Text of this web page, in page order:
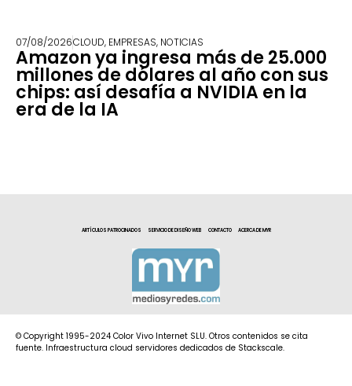
07/08/2026CLOUD, EMPRESAS, NOTICIAS
Amazon ya ingresa más de 25.000
millones de dólares al año con sus
chips: así desafía a NVIDIA en la
era de la IA
ARTÍCULOS PATROCINADOS SERVICIO DE DISEÑO WEB CONTACTO ACERCA DE MYR
© Copyright 1995-2024 Color Vivo Internet SLU. Otros contenidos se cita
fuente. Infraestructura cloud servidores dedicados de Stackscale.